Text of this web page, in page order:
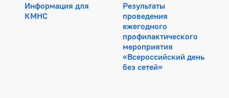
Информация для
КМНС
Результаты
проведения
ежегодного
профилактического
мероприятия
«Всероссийский день
без сетей»